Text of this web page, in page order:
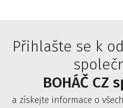
Přihlašte se k
BOHÁČ CZ
a získejte informace o